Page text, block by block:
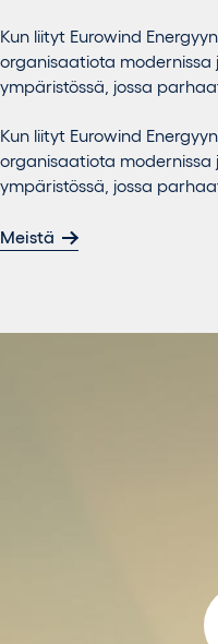
Kun liityt Eurowind
organisaatiota modernissa
ympäristössä, jossa
Kun liityt Eurowind
organisaatiota modernissa
ympäristössä, jossa
Meistä